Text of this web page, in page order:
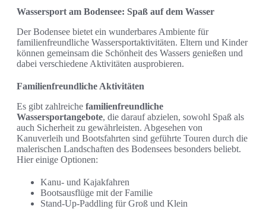
Wassersport am Bodensee: Spaß auf dem Wasser
Der Bodensee bietet ein wunderbares Ambiente für
familienfreundliche Wassersportaktivitäten. Eltern und Kinder
können gemeinsam die Schönheit des Wassers genießen und
dabei verschiedene Aktivitäten ausprobieren.
Familienfreundliche Aktivitäten
Es gibt zahlreiche familienfreundliche
Wassersportangebote, die darauf abzielen, sowohl Spaß als
auch Sicherheit zu gewährleisten. Abgesehen von
Kanuverleih und Bootsfahrten sind geführte Touren durch die
malerischen Landschaften des Bodensees besonders beliebt.
Hier einige Optionen:
Kanu- und Kajakfahren
Bootsausflüge mit der Familie
Stand-Up-Paddling für Groß und Klein